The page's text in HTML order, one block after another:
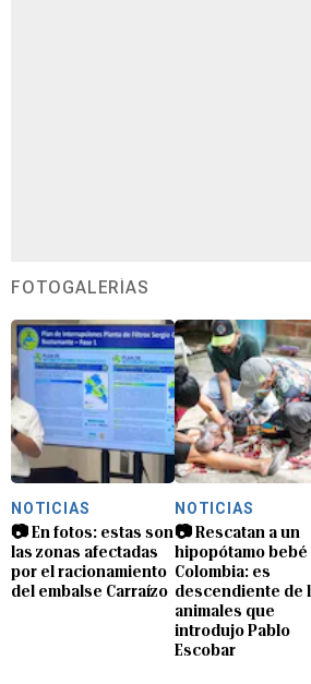
FOTOGALERÍAS
NOTICIAS
📷 En fotos: estas son
las zonas afectadas
por el racionamiento
del embalse Carraízo
NOTICIAS
📷 Rescatan a un
hipopótamo bebé
Colombia: es
descendiente de
animales que
introdujo Pablo
Escobar